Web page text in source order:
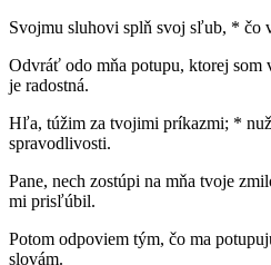
Svojmu sluhovi splň svoj sľub, * čo
Odvráť odo mňa potupu, ktorej som
je radostná.
Hľa, túžim za tvojimi príkazmi; *
spravodlivosti.
Pane, nech zostúpi na mňa tvoje
mi prisľúbil.
Potom odpoviem tým, čo ma
slovám.